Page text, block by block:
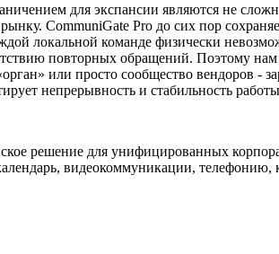
для экспансии являются не
CommuniGate Pro до сих пор
локальной команде физически
повторных обращений. Поэтому
или просто сообщество вендоров -
непрерывность и стабильность
решение для унифицированных
видеокоммуникации, телефонию,